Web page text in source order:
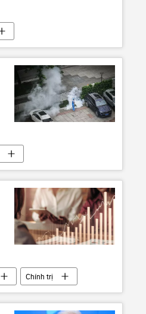
phương Tây
Chính trị